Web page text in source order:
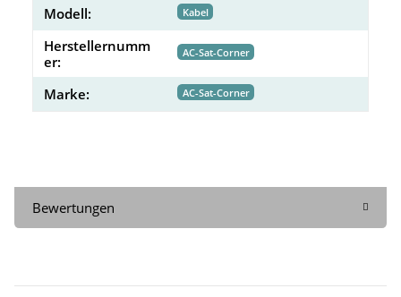
Modell: Kabel
Herstellernumm
er:
AC-Sat-Corner
Marke: AC-Sat-Corner
Bewertungen